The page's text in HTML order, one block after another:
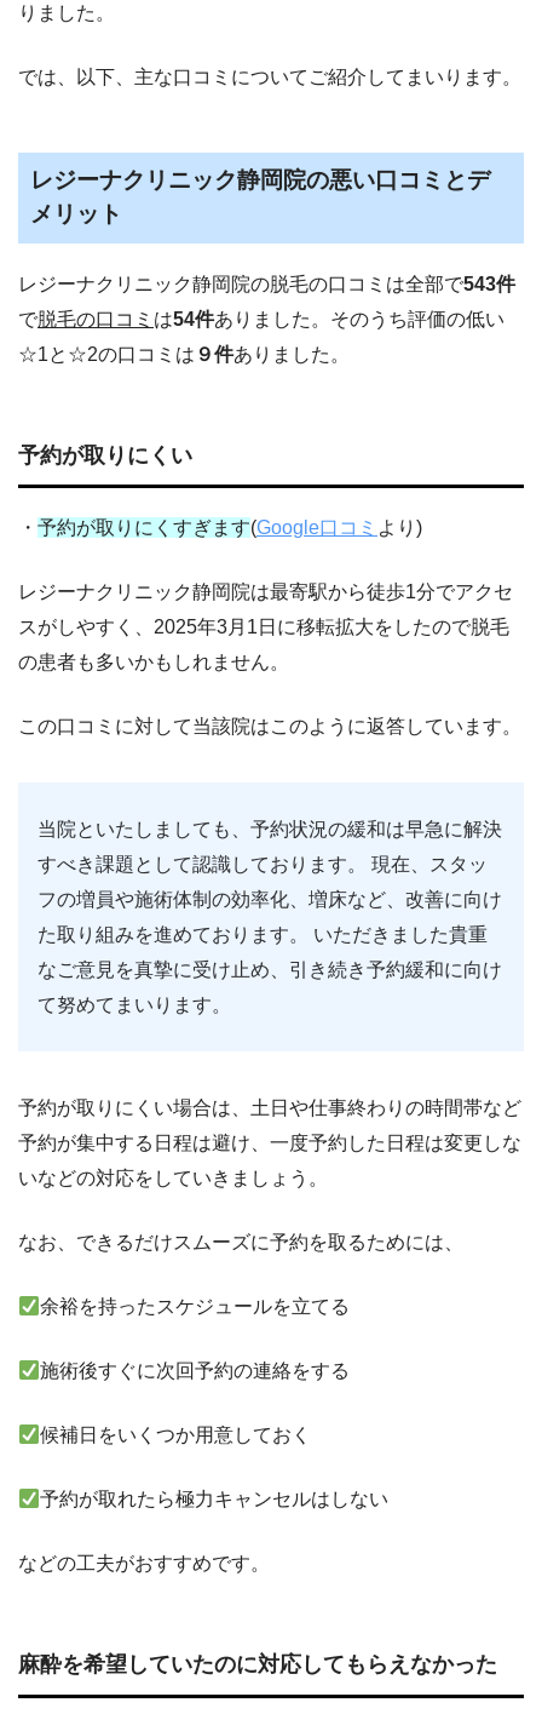
りました。
では、以下、主な口コミについてご紹介してまいります。
レジーナクリニック静岡院の悪い口コミとデ
メリット
レジーナクリニック静岡 院の脱毛の口コミは全部で543件
で脱毛の口コミ は54件ありました。 そのうち評価の低い
☆1と☆2の口コミは ９件ありました。
予約が取りにくい
・ 予約が取りにくすぎます(Google口コミ より)
レジーナクリニック静岡院は最寄駅から徒歩1分でアクセ
スがしやすく、2025年3月1日に移転拡大をしたので脱毛
の患者も多いかもしれません。
この口コミに対して当該院はこのように返答しています。
当院といたしましても、予約状況の緩和は早急に解決
すべき課題として認識しております。 現在、スタッ
フの増員や施術体制の効率化、増床など、改善に向け
た取り組みを進めております。 いただきました貴重
なご意見を真摯に受け止め、引き続き予約緩和に向け
て努めてまいります。
予約が取りにくい場合は、土日や仕事終わりの時間帯など
予約が集中する日程は避け、一度予約した日程は変更しな
いなどの対応をしていきましょう。
なお、できるだけスムーズに予約を取るためには、
余裕を持ったスケジュールを立てる
施術後すぐに次回予約の連絡をする
候補日をいくつか用意しておく
予約が取れたら極力キャンセルはしない
などの工夫がおすすめです。
麻酔を希望していたのに対応してもらえなかった